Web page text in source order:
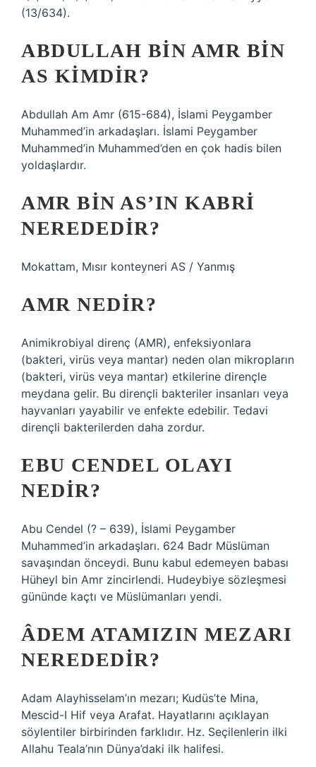
(13/634).
ABDULLAH BIN AMR BIN
AS KIMDIR?
Abdullah Am Amr (615-684), İslami Peygamber
Muhammed’in arkadaşları. İslami Peygamber
Muhammed’in Muhammed’den en çok hadis bilen
yoldaşlardır.
AMR BIN AS’IN KABRI
NEREDEDIR?
Mokattam, Mısır konteyneri AS / Yanmış
AMR NEDIR?
Animikrobiyal direnç (AMR), enfeksiyonlara
(bakteri, virüs veya mantar) neden olan mikropların
(bakteri, virüs veya mantar) etkilerine dirençle
meydana gelir. Bu dirençli bakteriler insanları veya
hayvanları yayabilir ve enfekte edebilir. Tedavi
dirençli bakterilerden daha zordur.
EBU CENDEL OLAYI
NEDIR?
Abu Cendel (? – 639), İslami Peygamber
Muhammed’in arkadaşları. 624 Badr Müslüman
savaşından önceydi. Bunu kabul edemeyen babası
Hüheyl bin Amr zincirlendi. Hudeybiye sözleşmesi
gününde kaçtı ve Müslümanları yendi.
ÂDEM ATAMIZIN MEZARI
NEREDEDIR?
Adam Alayhisselam’ın mezarı; Kudüs’te Mina,
Mescid-I Hif veya Arafat. Hayatlarını açıklayan
söylentiler birbirinden farklıdır. Hz. Seçilenlerin ilki
Allahu Teala’nın Dünya’daki ilk halifesi.